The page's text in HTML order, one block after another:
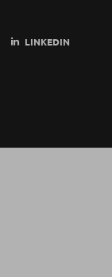
LINKEDIN